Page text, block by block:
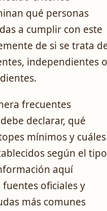
qué personas
a cumplir con este
de si se trata
independientes o
frecuentes
declarar, qué
mínimos y cuáles
según el tipo
aquí
oficiales y
más comunes